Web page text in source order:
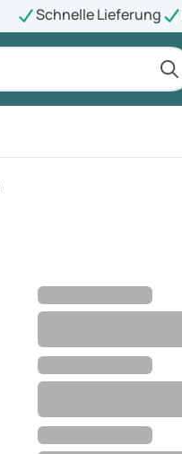
Schnelle Lieferung